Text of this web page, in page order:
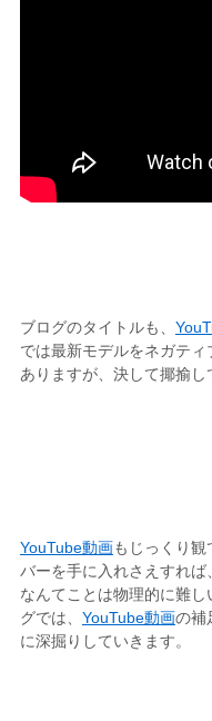
ブログのタイトルも、
では最新モデルをネガテ
ありますが、決して揶揄し
YouTube動画もじっくり観
バーを手に入れさえすれ
なんてことは物理的に難
グでは、 YouTube動画の補
に深掘りしていきます。